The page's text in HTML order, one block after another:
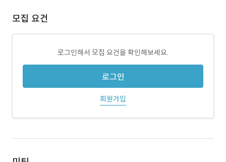
모집 요건
로그인해서 모집 요건을 확인해보세요.
로그인
회원가입